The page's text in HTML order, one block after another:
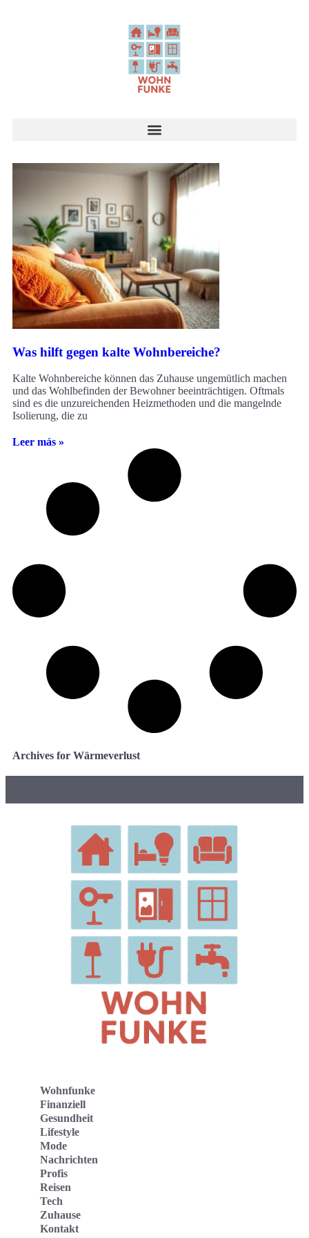
Was hilft gegen kalte Wohnbereiche?
Kalte Wohnbereiche können das Zuhause ungemütlich machen
und das Wohlbefinden der Bewohner beeinträchtigen. Oftmals
sind es die unzureichenden Heizmethoden und die mangelnde
Isolierung, die zu
Leer más »
Archives for Wärmeverlust
Wohnfunke
Finanziell
Gesundheit
Lifestyle
Mode
Nachrichten
Profis
Reisen
Tech
Zuhause
Kontakt